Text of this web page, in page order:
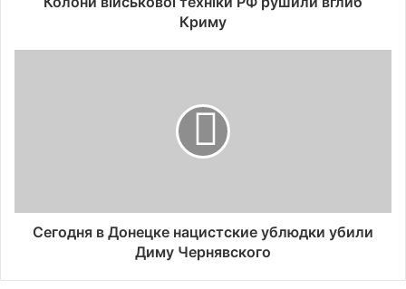
Криму
Сегодня в Донецке нацистские ублюдки убили
Диму Чернявского